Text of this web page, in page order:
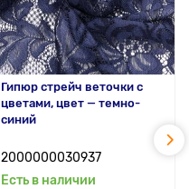
Гипюр стрейч веточки с
цветами, цвет — темно-
синий
2000000030937
Есть в наличии